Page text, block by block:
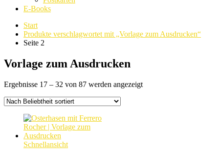
E-Books
Start
Produkte verschlagwortet mit „Vorlage zum Ausdrucken“
Seite 2
Vorlage zum Ausdrucken
Ergebnisse 17 – 32 von 87 werden angezeigtNach
Schnellansicht